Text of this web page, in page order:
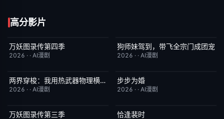
高分影片
完结
万妖图录传第四季
2026 · · AI漫剧
完结 10.0
狗师妹驾到，带飞全宗门成团宠
2026 · · AI漫剧
完结 10.0两界穿梭：我用热武器物理横推修真界
2026 · · AI漫剧
完结
步步为婚
2026 · · AI漫剧
完结
万妖图录传第三季 完结
恰逢裴时